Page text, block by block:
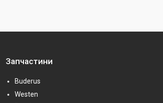
Запчастини
Buderus
Westen